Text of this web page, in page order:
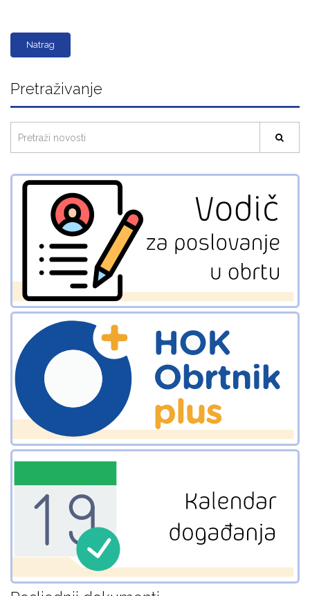
Natrag
Pretraživanje